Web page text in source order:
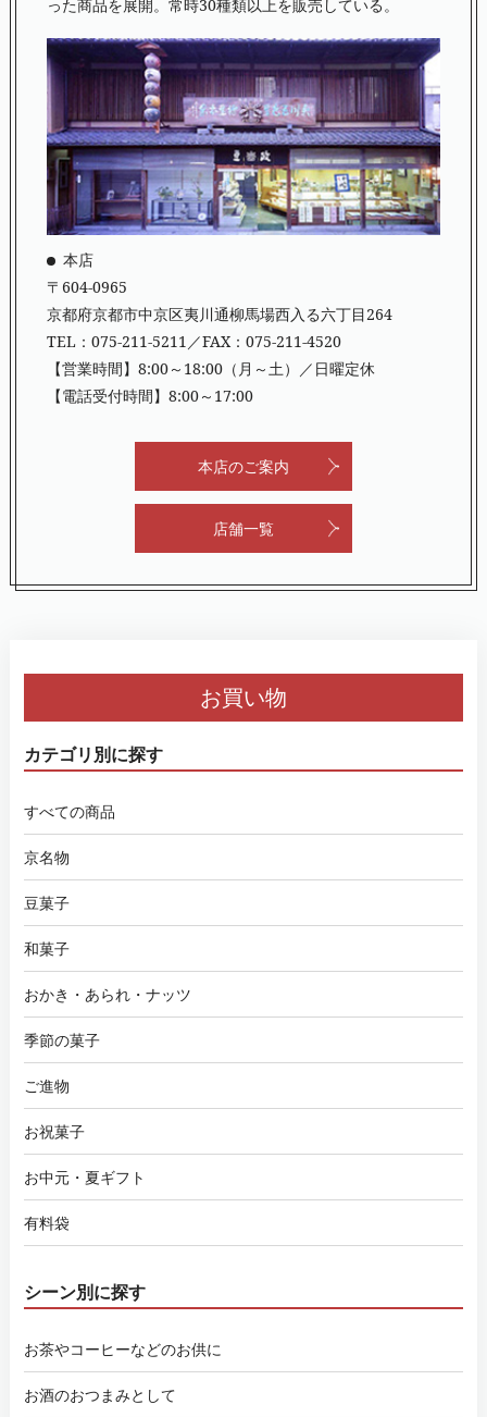
お買い物
カテゴリ別に探す
すべての商品
京名物
豆菓子
和菓子
おかき・あられ・ナッツ
季節の菓子
ご進物
お祝菓子
お中元・夏ギフト
有料袋
シーン別に探す
お茶やコーヒーなどのお供に
お酒のおつまみとして
った商品を展開。常時30種類以上を販売している。
本店
〒604-0965
京都府京都市中京区夷川通柳馬場西入る六丁目264
TEL：075-211-5211／FAX：075-211-4520
【営業時間】8:00～18:00（月～土）／日曜定休
【電話受付時間】8:00～17:00
本店のご案内
店舗一覧